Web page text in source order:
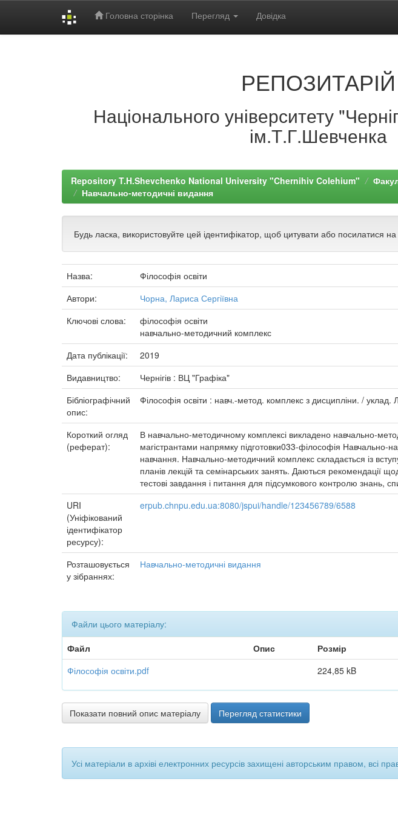
Головна сторінка Перегляд Довідка
РЕПОЗИТАРІЙ
Національного університету
ім.Т.Г.Шевченка
Repository T.H.Shevchenko National University "Chernihiv Colehium"
Навчально-методичні видання
Будь ласка, використовуйте цей ідентифікатор, щоб цитувати або посилатися
Назва:
Філософія освіти
Автори:
Чорна, Лариса Сергіївна
Ключові слова:
філософія освіти
навчально-методичний комплекс
Дата публікації:
2019
Видавництво:
Чернігів : ВЦ "Графіка"
Бібліографічний
опис:
Філософія освіти : навч.-метод. комплекс з дисципліни. /
Короткий огляд
(реферат):
В навчально-методичному комплексі викладено навчально-
магістрантами напрямку підготовки033-філософія Навчально-
навчання. Навчально-методичний комплекс складається із
планів лекцій та семінарських занять. Даються рекомендації
тестові завдання і питання для підсумкового контролю знань,
URI
(Уніфікований
ідентифікатор
ресурсу):
erpub.chnpu.edu.ua:8080/jspui/handle/123456789/6588
Розташовується
у зібраннях:
Навчально-методичні видання
Файли цього матеріалу:
Файл
Опис Розмір
Філософія освіти.pdf
224,85 kB
Показати повний опис матеріалу Перегляд статистики
Усі матеріали в архіві електронних ресурсів захищені авторським правом, всі